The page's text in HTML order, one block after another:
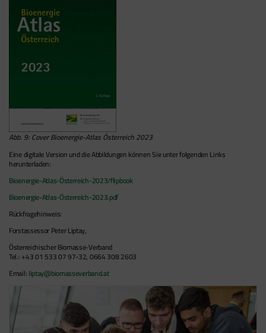
Abb. 9: Cover Bioenergie-Atlas Österreich 2023
Eine digitale Version und die Abbildungen können Sie unter folgenden Links
herunterladen:
Bioenergie-Atlas-Österreich-2023/flipbook
Bioenergie-Atlas-Österreich-2023.pdf
Rückfragehinweis:
Forstassessor Peter Liptay,
Österreichischer Biomasse-Verband
Tel.: +43 01 533 07 97-32, 0664 308 2603
Email:liptay@biomasseverband.at